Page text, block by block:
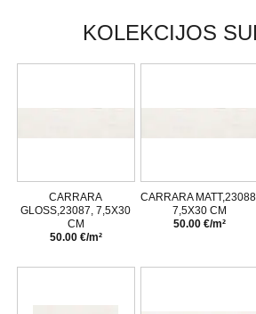
KOLEKCIJOS
CARRARA
GLOSS,23087, 7,5X30
CM
50.00 €/m²
CARRARA
7,5X30 CM
50.00 €/m²